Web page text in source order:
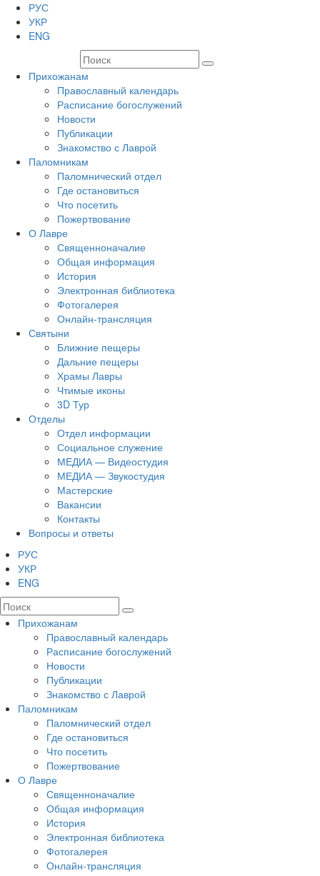
РУС
УКР
ENG
Прихожанам
Православный календарь
Расписание богослужений
Новости
Публикации
Знакомство с Лаврой
Паломникам
Паломнический отдел
Где остановиться
Что посетить
Пожертвование
О Лавре
Священноначалие
Общая информация
История
Электронная библиотека
Фотогалерея
Онлайн-трансляция
Святыни
Ближние пещеры
Дальние пещеры
Храмы Лавры
Чтимые иконы
3D Тур
Отделы
Отдел информации
Социальное служение
МЕДИА — Видеостудия
МЕДИА — Звукостудия
Мастерские
Вакансии
Контакты
Вопросы и ответы
РУС
УКР
ENG
Прихожанам
Православный календарь
Расписание богослужений
Новости
Публикации
Знакомство с Лаврой
Паломникам
Паломнический отдел
Где остановиться
Что посетить
Пожертвование
О Лавре
Священноначалие
Общая информация
История
Электронная библиотека
Фотогалерея
Онлайн-трансляция